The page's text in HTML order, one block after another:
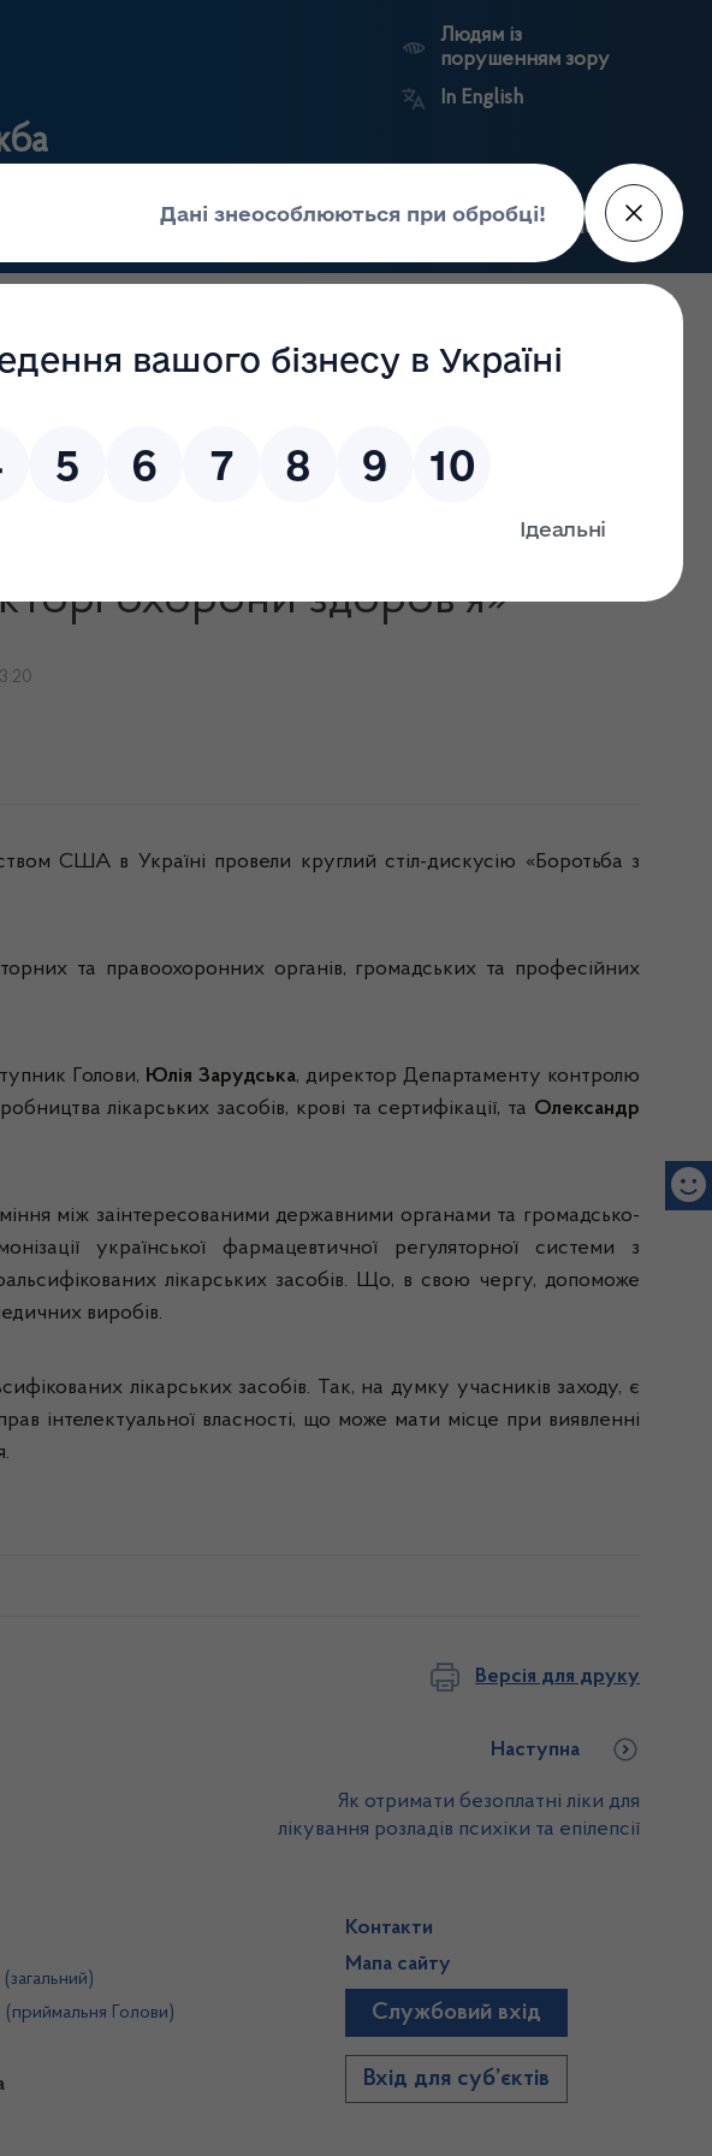
Людям із
порушенням зору
In English
Прес-центр Пошук
засобів, крові та
сертифікація
нагляд
реєстри
портал
Держлікслужби
контрафактними продуктами в секторі охорони здоров’я»
фальсифікованими та
охорони здоров’я»
США в Україні провели круглий стіл-дискусію «Боротьба з
та правоохоронних органів, громадських та професійних
Голови, Юлія Зарудська, директор Департаменту контролю
лікарських засобів, крові та сертифікації, та Олександр
між заінтересованими державними органами та громадсько-
української фармацевтичної регуляторної системи з
лікарських засобів. Що, в свою чергу, допоможе
виробів.
лікарських засобів. Так, на думку учасників заходу, є
інтелектуальної власності, що може мати місце при виявленні
Версія для друку
Наступна
Як отримати безоплатні ліки для
лікування розладів психіки та епілепсії
Голови)
Контакти
Мапа сайту
Службовий вхід
Вхід для суб’єктів